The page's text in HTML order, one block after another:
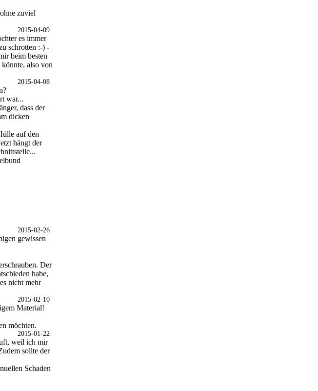
zuviel
2015-04-09
es immer
schrotten :-) -
beim besten
also von
2015-04-08
war...
dass der
dicken
auf den
hängt der
2015-02-26
gewissen
Der
habe,
nicht mehr
2015-02-10
Material!
möchten.
2015-01-22
weil ich mir
sollte der
Schaden